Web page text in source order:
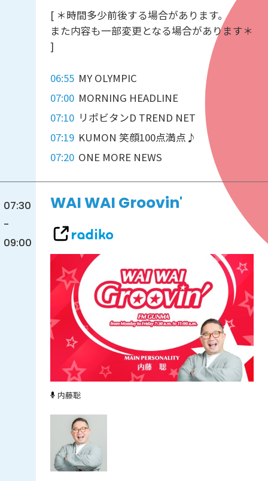
[ ＊時間多少前後する場合があります。
また内容も一部変更となる場合があります＊
]
06:55 MY OLYMPIC
07:00 MORNING HEADLINE
07:10 リポビタンD TREND NET
07:19 KUMON 笑顔100点満点♪
07:20 ONE MORE NEWS
07:30
-
09:00
WAI WAI Groovin'
内藤聡